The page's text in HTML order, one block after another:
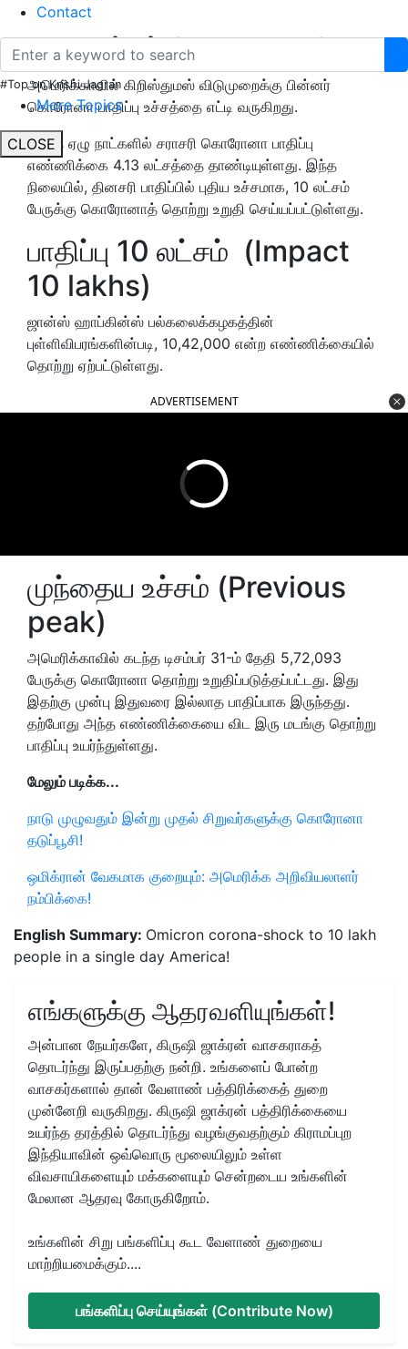
Contact
#Top on Krishi Jagran
More Topics
CLOSE
புதிய உச்சம் (New peak)
அமெரிக்காவில் கிறிஸ்துமஸ் விடுமுறைக்கு பின்னர்
கொரோனா பாதிப்பு உச்சத்தை எட்டி வருகிறது.
கடந்த ஏழு நாட்களில் சராசரி கொரோனா பாதிப்பு
எண்ணிக்கை 4.13 லட்சத்தை தாண்டியுள்ளது. இந்த
நிலையில், தினசரி பாதிப்பில் புதிய உச்சமாக, 10 லட்சம்
பேருக்கு கொரோனாத் தொற்று உறுதி செய்யப்பட்டுள்ளது.
பாதிப்பு 10 லட்சம் (Impact
10 lakhs)
ஜான்ஸ் ஹாப்கின்ஸ் பல்கலைக்கழகத்தின்
புள்ளிவிபரங்களின்படி, 10,42,000 என்ற எண்ணிக்கையில்
தொற்று ஏற்பட்டுள்ளது.
ADVERTISEMENT
முந்தைய உச்சம் (Previous
peak)
அமெரிக்காவில் கடந்த டிசம்பர் 31-ம் தேதி 5,72,093
பேருக்கு கொரோனா தொற்று உறுதிப்படுத்தப்பட்டது. இது
இதற்கு முன்பு இதுவரை இல்லாத பாதிப்பாக இருந்தது.
தற்போது அந்த எண்ணிக்கையை விட இரு மடங்கு தொற்று
பாதிப்பு உயர்ந்துள்ளது.
மேலும் படிக்க...
நாடு முழுவதும் இன்று முதல் சிறுவர்களுக்கு கொரோனா
தடுப்பூசி!
ஒமிக்ரான் வேகமாக குறையும்: அமெரிக்க அறிவியலாளர்
நம்பிக்கை!
English Summary: Omicron corona-shock to 10 lakh
people in a single day America!
எங்களுக்கு ஆதரவளியுங்கள்!
அன்பான நேயர்களே, கிருஷி ஜாக்ரன் வாசகராகத்
தொடர்ந்து இருப்பதற்கு நன்றி. உங்களைப் போன்ற
வாசகர்களால் தான் வேளாண் பத்திரிக்கைத் துறை
முன்னேறி வருகிறது. கிருஷி ஜாக்ரன் பத்திரிக்கையை
உயர்ந்த தரத்தில் தொடர்ந்து வழங்குவதற்கும் கிராமப்புற
இந்தியாவின் ஒவ்வொரு மூலையிலும் உள்ள
விவசாயிகளையும் மக்களையும் சென்றடைய உங்களின்
மேலான ஆதரவு கோருகிறோம்.
உங்களின் சிறு பங்களிப்பு கூட வேளாண் துறையை
மாற்றியமைக்கும்....
பங்களிப்பு செய்யுங்கள் (Contribute Now)